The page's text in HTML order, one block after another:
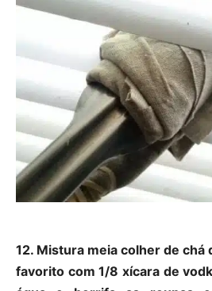
12. Mistura meia colher de chá
favorito com 1/8 xícara de